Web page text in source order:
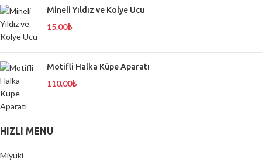
Mineli Yıldız ve Kolye Ucu
15.00₺
Motifli Halka Küpe Aparatı
110.00₺
HIZLI MENU
Miyuki